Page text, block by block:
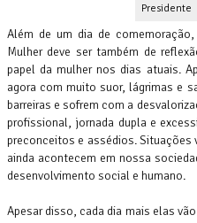
Presidente
Além de um dia de
Mulher deve ser também de
papel da mulher nos dias atuais.
agora com muito suor, lágrimas e
barreiras e sofrem com a
profissional, jornada dupla e
preconceitos e assédios.
ainda acontecem em nossa
desenvolvimento social e humano.
Apesar disso, cada dia mais elas